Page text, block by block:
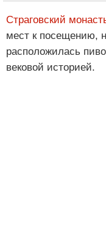
Страговский
мест к посещению,
расположилась
вековой историей.